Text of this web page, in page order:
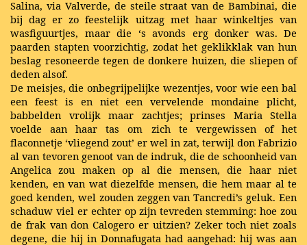
Salina, via Valverde, de steile straat van de Bambinai, die
bij dag er zo feestelijk uitzag met haar winkeltjes van
wasfiguurtjes, maar die ‘s avonds erg donker was. De
paarden stapten voorzichtig, zodat het geklikklak van hun
beslag resoneerde tegen de donkere huizen, die sliepen of
deden alsof.
De meisjes, die onbegrijpelijke wezentjes, voor wie een bal
een feest is en niet een vervelende mondaine plicht,
babbelden vrolijk maar zachtjes; prinses Maria Stella
voelde aan haar tas om zich te vergewissen of het
flaconnetje ‘vliegend zout’ er wel in zat, terwijl don Fabrizio
al van tevoren genoot van de indruk, die de schoonheid van
Angelica zou maken op al die mensen, die haar niet
kenden, en van wat diezelfde mensen, die hem maar al te
goed kenden, wel zouden zeggen van Tancredi’s geluk. Een
schaduw viel er echter op zijn tevreden stemming: hoe zou
de frak van don Calogero er uitzien? Zeker toch niet zoals
degene, die hij in Donnafugata had aangehad: hij was aan